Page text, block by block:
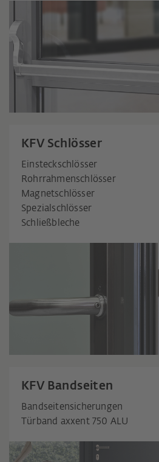
KFV Schlösser
Einsteckschlösser
Rohrrahmenschlösser
Magnetschlösser
Spezialschlösser
Schließbleche
KFV Bandseiten
Bandseitensicherungen
Türband axxent 750 ALU